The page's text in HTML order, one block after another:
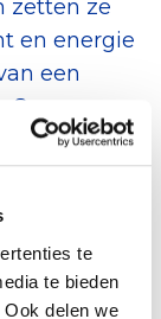
te
te bieden
delen we
zetten ze
en energie
een
8
nu toe
het